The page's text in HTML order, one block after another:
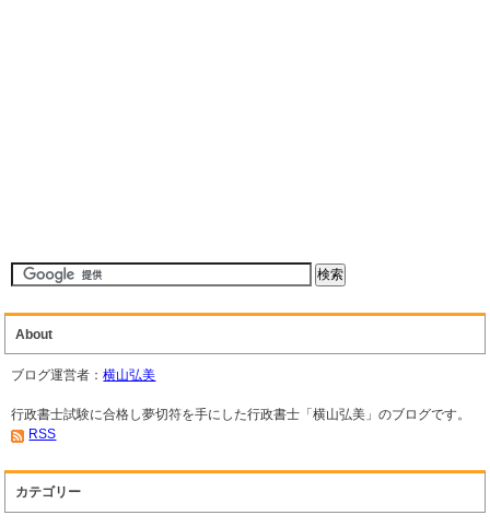
About
ブログ運営者：横山弘美
行政書士試験に合格し夢切符を手にした行政書士「横山弘美」のブログです。
RSS
カテゴリー